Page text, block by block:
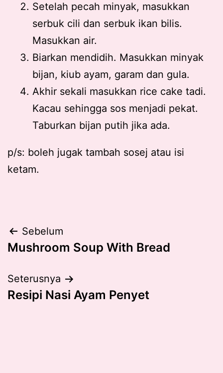
Setelah pecah minyak, masukkan
serbuk cili dan serbuk ikan bilis.
Masukkan air.
Biarkan mendidih. Masukkan minyak
bijan, kiub ayam, garam dan gula.
Akhir sekali masukkan rice cake tadi.
Kacau sehingga sos menjadi pekat.
Taburkan bijan putih jika ada.
p/s: boleh jugak tambah sosej atau isi
ketam.
Post
navigation
Sebelum
Mushroom Soup With Bread
Seterusnya
Resipi Nasi Ayam Penyet